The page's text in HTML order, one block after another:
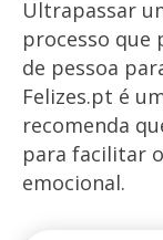
Ultrapassar
processo que
de pessoa
Felizes.pt é
recomenda
para facilitar
emocional.